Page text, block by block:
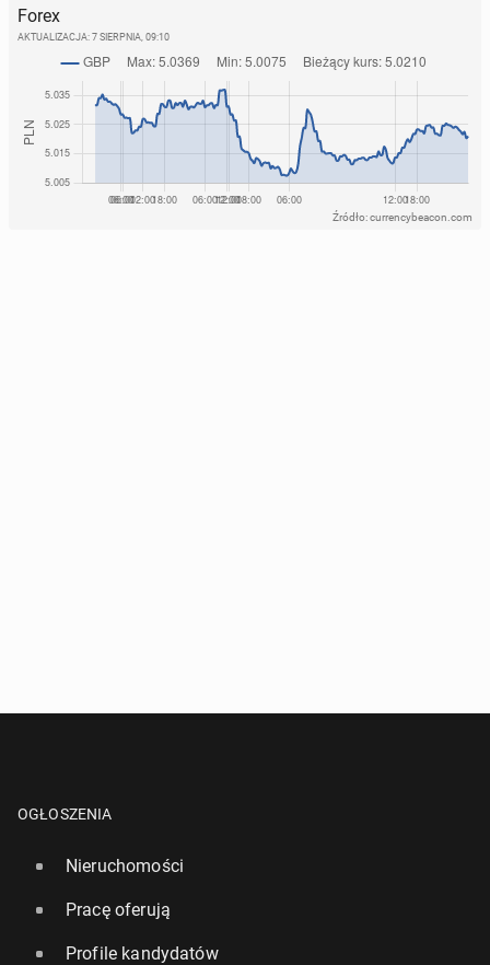
Forex
AKTUALIZACJA: 7 SIERPNIA, 09:10
Źródło: currencybeacon.com
OGŁOSZENIA
Nieruchomości
Pracę oferują
Profile kandydatów